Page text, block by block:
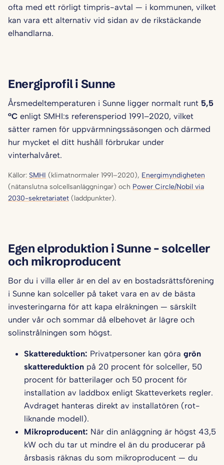
ofta med ett rörligt timpris-avtal — i kommunen, vilket
kan vara ett alternativ vid sidan av de rikstäckande
elhandlarna.
Energiprofil i Sunne
Årsmedeltemperaturen i Sunne ligger normalt runt 5,5
°C enligt SMHI:s referensperiod 1991–2020, vilket
sätter ramen för uppvärmningssäsongen och därmed
hur mycket el ditt hushåll förbrukar under
vinterhalvåret.
Källor: SMHI (klimatnormaler 1991–2020), Energimyndigheten
(nätanslutna solcellsanläggningar) och Power Circle/Nobil via
2030-sekretariatet (laddpunkter).
Egen elproduktion i Sunne – solceller
och mikroproducent
Bor du i villa eller är en del av en bostadsrättsförening
i Sunne kan solceller på taket vara en av de bästa
investeringarna för att kapa elräkningen — särskilt
under vår och sommar då elbehovet är lägre och
solinstrålningen som högst.
Skattereduktion: Privatpersoner kan göra grön
skattereduktion på 20 procent för solceller, 50
procent för batterilager och 50 procent för
installation av laddbox enligt Skatteverkets regler.
Avdraget hanteras direkt av installatören (rot-
liknande modell).
Mikroproducent: När din anläggning är högst 43,5
kW och du tar ut mindre el än du producerar på
årsbasis räknas du som mikroproducent — du